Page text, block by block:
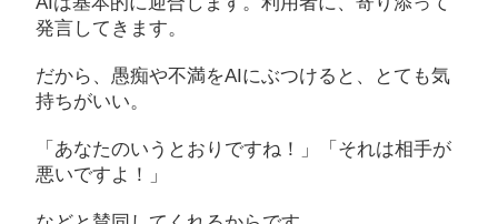
発言してきます。
だから、愚痴や不満をAIにぶつけると、とても気
持ちがいい。
「あなたのいうとおりですね！」「それは相手が
悪いですよ！」